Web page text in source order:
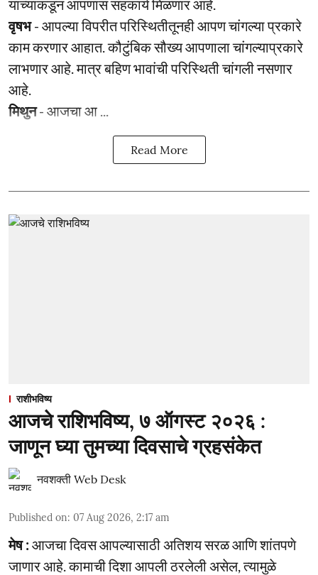
यांच्याकडून आपणास सहकार्य मिळणार आहे.
वृषभ- आपल्या विपरीत परिस्थितीतूनही आपण चांगल्या प्रकारे
काम करणार आहात. कौटुंबिक सौख्य आपणाला चांगल्याप्रकारे
लाभणार आहे. मात्र बहिण भावांची परिस्थिती चांगली नसणार
आहे.
मिथुन- आजचा आ ...
Read More
राशीभविष्य
आजचे राशिभविष्य, ७ ऑगस्ट २०२६ :
जाणून घ्या तुमच्या दिवसाचे ग्रहसंकेत
नवशक्ती Web Desk
Published on: 07 Aug 2026, 2:17 am
मेष :आजचा दिवस आपल्यासाठी अतिशय सरळ आणि शांतपणे
जाणार आहे. कामाची दिशा आपली ठरलेली असेल, त्यामुळे